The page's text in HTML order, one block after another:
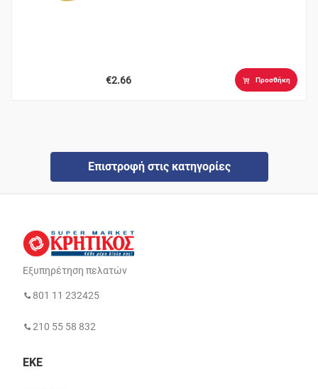
€2.66 Προσθήκη
Επιστροφή στις κατηγορίες
Εξυπηρέτηση πελατών
801 11 232425
210 55 58 832
ΕΚΕ